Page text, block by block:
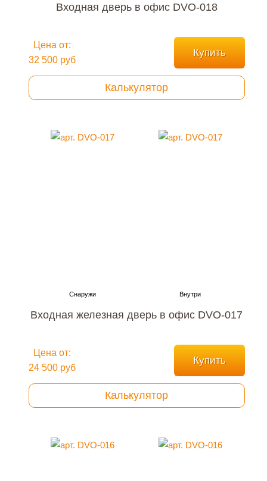
Входная дверь в офис DVO-018
Цена от:
32 500 руб
Купить
Калькулятор
Входная железная дверь в офис DVO-017
Цена от:
24 500 руб
Купить
Калькулятор